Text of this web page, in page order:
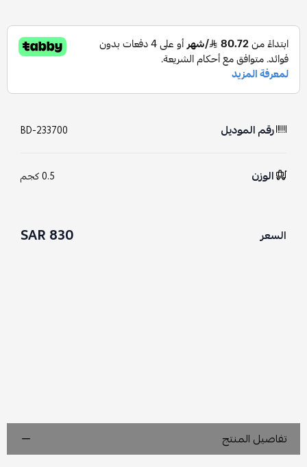
رقم الموديل BD-233700
الوزن 0.5 كجم
السعر 830 SAR
تفاصيل المنتج